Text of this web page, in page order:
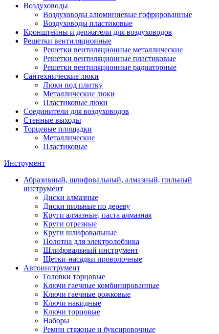
Воздуховоды
Воздуховоды алюминиевые гофрированные
Воздуховоды пластиковые
Кронштейны и держатели для воздуховодов
Решетки вентиляционные
Решетки вентиляционные металлические
Решетки вентиляционные пластиковые
Решетки вентиляционные радиаторные
Сантехнические люки
Люки под плитку
Металлические люки
Пластиковые люки
Соединители для воздуховодов
Стенные выходы
Торцевые площадки
Металлические
Пластиковые
Инструмент
Абразивный, шлифовальный, алмазный, пильный
инструмент
Диски алмазные
Диски пильные по дереву
Круги алмазные, паста алмазная
Круги отрезные
Круги шлифовальные
Полотна для электролобзика
Шлифовальный инструмент
Щетки-насадки проволочные
Автоинструмент
Головки торцовые
Ключи гаечные комбинированные
Ключи гаечные рожковые
Ключи накидные
Ключи торцовые
Наборы
Ремни стяжные и буксировочные